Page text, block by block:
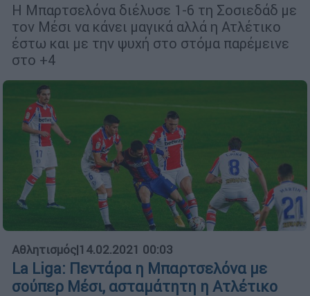
Η Μπαρτσελόνα διέλυσε 1-6 τη Σοσιεδάδ με
τον Μέσι να κάνει μαγικά αλλά η Ατλέτικο
έστω και με την ψυχή στο στόμα παρέμεινε
στο +4
Αθλητισμός|14.02.2021 00:03
La Liga: Πεντάρα η Μπαρτσελόνα με
σούπερ Μέσι, ασταμάτητη η Ατλέτικο